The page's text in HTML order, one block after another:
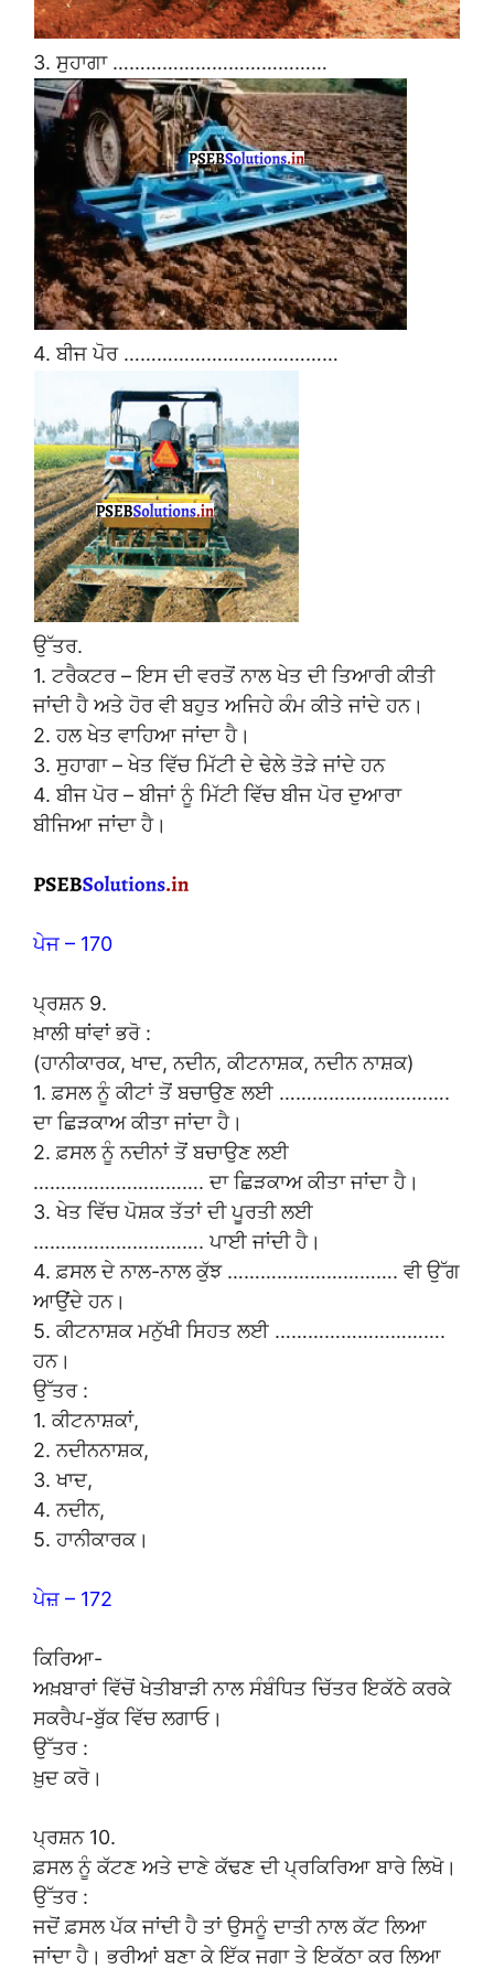
3. ਸੁਹਾਗਾ …………………………………
4. ਬੀਜ ਪੋਰ …………………………………
ਉੱਤਰ.
1. ਟਰੈਕਟਰ – ਇਸ ਦੀ ਵਰਤੋਂ ਨਾਲ ਖੇਤ ਦੀ ਤਿਆਰੀ ਕੀਤੀ
ਜਾਂਦੀ ਹੈ ਅਤੇ ਹੋਰ ਵੀ ਬਹੁਤ ਅਜਿਹੇ ਕੰਮ ਕੀਤੇ ਜਾਂਦੇ ਹਨ।
2. ਹਲ ਖੇਤ ਵਾਹਿਆ ਜਾਂਦਾ ਹੈ।
3. ਸੁਹਾਗਾ – ਖੇਤ ਵਿੱਚ ਮਿੱਟੀ ਦੇ ਢੇਲੇ ਤੋੜੇ ਜਾਂਦੇ ਹਨ
4. ਬੀਜ ਪੋਰ – ਬੀਜਾਂ ਨੂੰ ਮਿੱਟੀ ਵਿੱਚ ਬੀਜ ਪੋਰ ਦੁਆਰਾ
ਬੀਜਿਆ ਜਾਂਦਾ ਹੈ।
ਪੇਜ – 170
ਪ੍ਰਸ਼ਨ 9.
ਖ਼ਾਲੀ ਥਾਂਵਾਂ ਭਰੋ :
(ਹਾਨੀਕਾਰਕ, ਖਾਦ, ਨਦੀਨ, ਕੀਟਨਾਸ਼ਕ, ਨਦੀਨ ਨਾਸ਼ਕ)
1. ਫ਼ਸਲ ਨੂੰ ਕੀਟਾਂ ਤੋਂ ਬਚਾਉਣ ਲਈ ………………………….
ਦਾ ਛਿੜਕਾਅ ਕੀਤਾ ਜਾਂਦਾ ਹੈ।
2. ਫ਼ਸਲ ਨੂੰ ਨਦੀਨਾਂ ਤੋਂ ਬਚਾਉਣ ਲਈ
…………………………. ਦਾ ਛਿੜਕਾਅ ਕੀਤਾ ਜਾਂਦਾ ਹੈ।
3. ਖੇਤ ਵਿੱਚ ਪੋਸ਼ਕ ਤੱਤਾਂ ਦੀ ਪੂਰਤੀ ਲਈ
…………………………. ਪਾਈ ਜਾਂਦੀ ਹੈ।
4. ਫ਼ਸਲ ਦੇ ਨਾਲ-ਨਾਲ ਕੁੱਝ …………………………. ਵੀ ਉੱਗ
ਆਉਂਦੇ ਹਨ।
5. ਕੀਟਨਾਸ਼ਕ ਮਨੁੱਖੀ ਸਿਹਤ ਲਈ ………………………….
ਹਨ।
ਉੱਤਰ :
1. ਕੀਟਨਾਸ਼ਕਾਂ,
2. ਨਦੀਨਨਾਸ਼ਕ,
3. ਖਾਦ,
4. ਨਦੀਨ,
5. ਹਾਨੀਕਾਰਕ।
ਪੇਜ਼ – 172
ਕਿਰਿਆ-
ਅਖ਼ਬਾਰਾਂ ਵਿੱਚੋਂ ਖੇਤੀਬਾੜੀ ਨਾਲ ਸੰਬੰਧਿਤ ਚਿੱਤਰ ਇਕੱਠੇ ਕਰਕੇ
ਸਕਰੈਪ-ਬੁੱਕ ਵਿੱਚ ਲਗਾਓ।
ਉੱਤਰ :
ਖ਼ੁਦ ਕਰੋ।
ਪ੍ਰਸ਼ਨ 10.
ਫ਼ਸਲ ਨੂੰ ਕੱਟਣ ਅਤੇ ਦਾਣੇ ਕੱਢਣ ਦੀ ਪ੍ਰਕਿਰਿਆ ਬਾਰੇ ਲਿਖੋ।
ਉੱਤਰ :
ਜਦੋਂ ਫ਼ਸਲ ਪੱਕ ਜਾਂਦੀ ਹੈ ਤਾਂ ਉਸਨੂੰ ਦਾਤੀ ਨਾਲ ਕੱਟ ਲਿਆ
ਜਾਂਦਾ ਹੈ। ਭਰੀਆਂ ਬਣਾ ਕੇ ਇੱਕ ਜਗਾ ਤੇ ਇਕੱਠਾ ਕਰ ਲਿਆ